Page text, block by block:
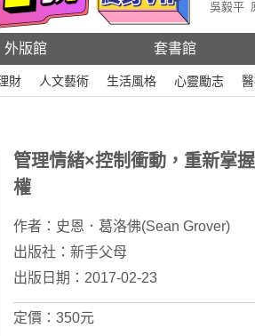
吳毅平
外版館 套書館
財 人文藝術 生活風格 心靈勵志
管理情緒×控制衝動，重新掌
權
作者： 史恩．葛洛佛(Sean Grover)
出版社： 新手父母
出版日期：2017-02-23
定價：350元